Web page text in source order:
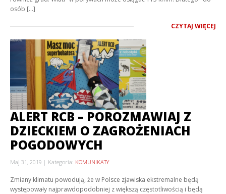
osób […]
CZYTAJ WIĘCEJ
ALERT RCB – POROZMAWIAJ Z
DZIECKIEM O ZAGROŻENIACH
POGODOWYCH
Maj 31, 2019 Kategoria: KOMUNIKATY
Zmiany klimatu powodują, że w Polsce zjawiska ekstremalne będą
występowały najprawdopodobniej z większą częstotliwością i będą